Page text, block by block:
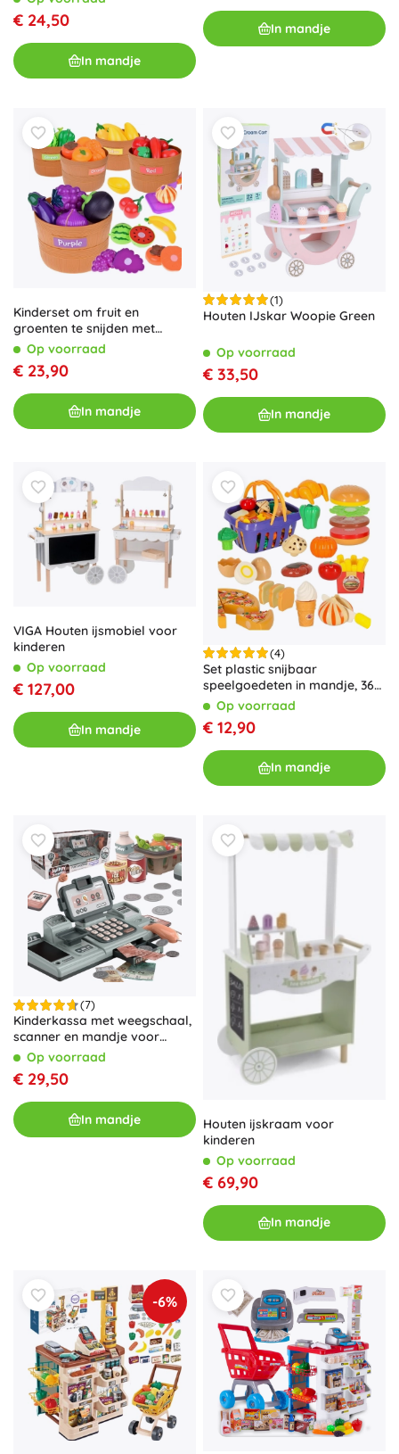
€ 24,50
In mandje
In mandje
Kinderset om fruit en
groenten te snijden met
klittenband en kleuren leren,
34 stuks
Op voorraad
€ 23,90
In mandje
(1)
Houten IJskar Woopie Green
Op voorraad
€ 33,50
In mandje
VIGA Houten ijsmobiel voor
kinderen
Op voorraad
€ 127,00
In mandje
(4)
Set plastic snijbaar
speelgoedeten in mandje, 36
stuksOp voorraad
€ 12,90
In mandje
(7)
Kinderkassa met weegschaal,
scanner en mandje voor
winkelspel
Op voorraad
€ 29,50
In mandje
Houten ijskraam voor
kinderen
Op voorraad
€ 69,90
In mandje
-6%